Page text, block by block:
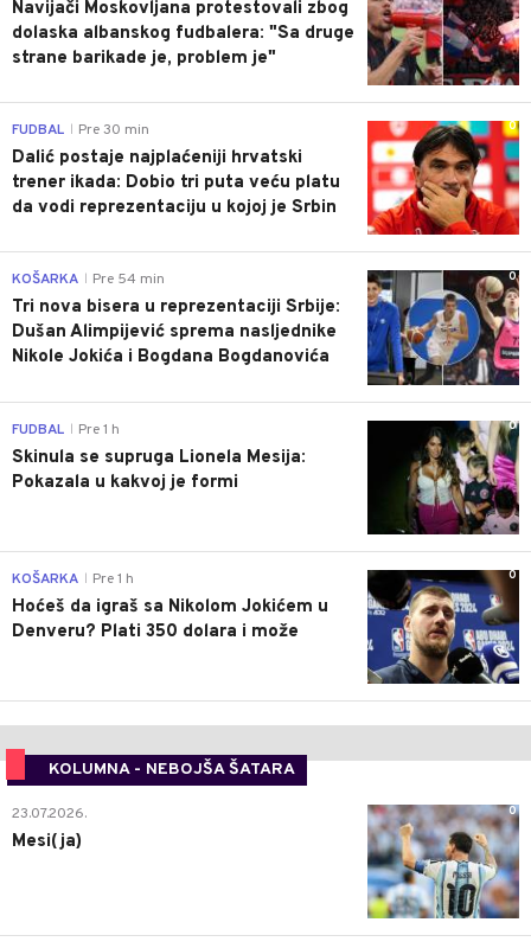
Navijači Moskovljana protestovali zbog
dolaska albanskog fudbalera: "Sa druge
strane barikade je, problem je"
0
FUDBAL Pre 30 min
Dalić postaje najplaćeniji hrvatski
trener ikada: Dobio tri puta veću platu
da vodi reprezentaciju u kojoj je Srbin
0
KOŠARKA Pre 54 min
Tri nova bisera u reprezentaciji Srbije:
Dušan Alimpijević sprema nasljednike
Nikole Jokića i Bogdana Bogdanovića
0
FUDBAL Pre 1 h
Skinula se supruga Lionela Mesija:
Pokazala u kakvoj je formi
0
KOŠARKA Pre 1 h
Hoćeš da igraš sa Nikolom Jokićem u
Denveru? Plati 350 dolara i može
KOLUMNA - NEBOJŠA ŠATARA
0
23.07.2026.
Mesi(ja)